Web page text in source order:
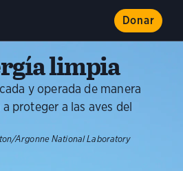
Donar
limpia
y operada de manera
proteger a las aves del
Argonne National Laboratory